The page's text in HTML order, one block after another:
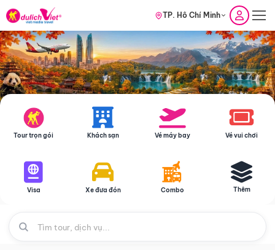
TP. Hồ Chí Minh
Tour trọn gói Khách sạn Vé máy bay Vé vui chơi
Visa Xe đưa đón Combo Thêm